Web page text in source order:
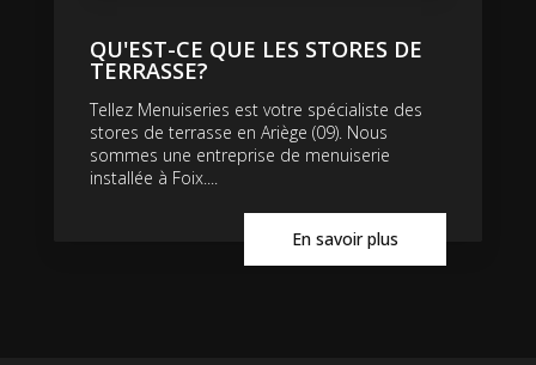
QU'EST-CE QUE LES STORES DE
TERRASSE?
Tellez Menuiseries est votre spécialiste des
stores de terrasse en Ariège (09). Nous
sommes une entreprise de menuiserie
installée à Foix....
En savoir plus